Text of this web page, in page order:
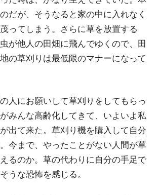
だが、そうなると家の中に入れなく
ってしまう。さらに草を放置する
が他人の田畑に飛んでゆくので、田
の草刈りは最低限のマナーになって
人にお願いして草刈りをしてもらっ
みんな高齢化してきて、いよいよ私
出て来た。草刈り機を購入して自分
今まで、やったことがない人間が草
るのか。草の代わりに自分の手足で
うな恐怖を感じる。